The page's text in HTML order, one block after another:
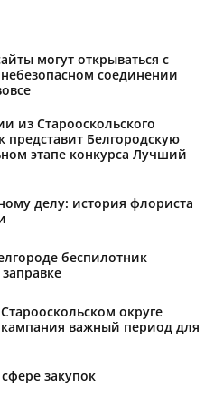
могут открываться с
соединении
из Старооскольского
представит Белгородскую
этапе конкурса Лучший
делу: история флориста
беспилотник
округе
важный период для
закупок